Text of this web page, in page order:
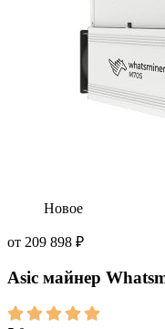
Новое
от 209 898 ₽
Asic майнер